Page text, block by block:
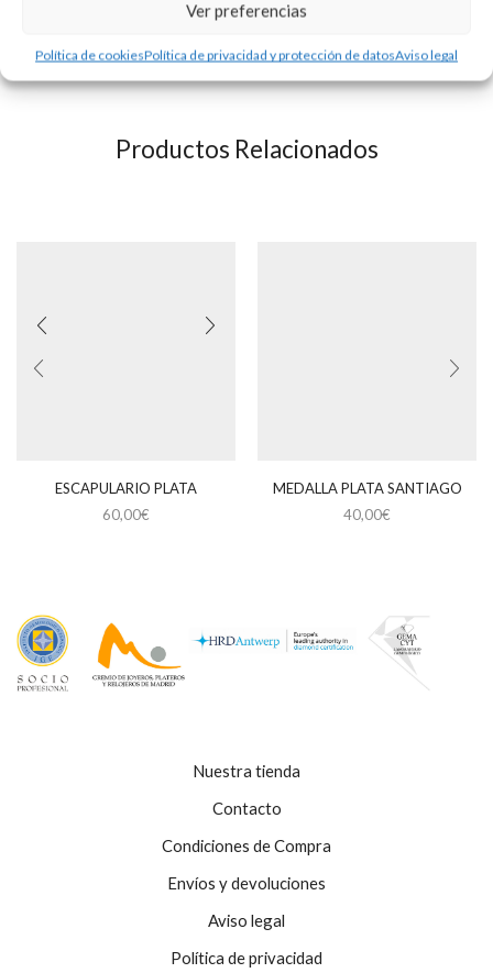
Ver preferencias
Política de cookiesPolítica de privacidad y protección de datosAviso legal
del grabado no incluído.
Consultar precio y disponibilidad.
Productos Relacionados
ESCAPULARIO PLATA
60,00€
MEDALLA PLATA SANTIAGO
40,00€
Nuestra tienda
Contacto
Condiciones de Compra
Envíos y devoluciones
Aviso legal
Política de privacidad